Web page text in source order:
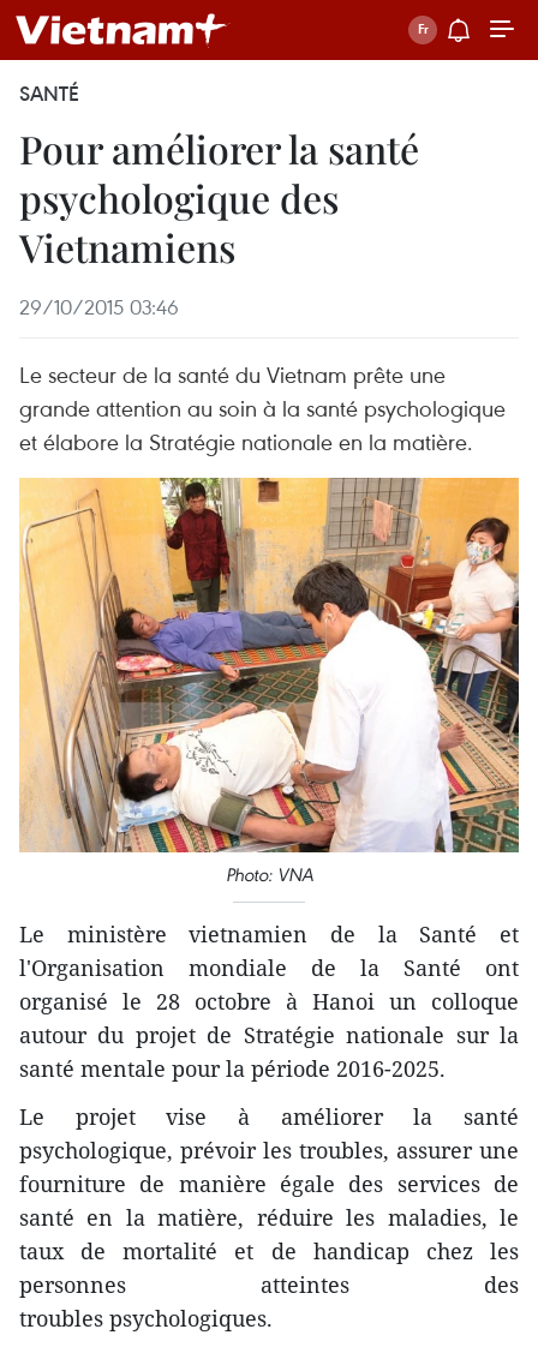
SANTÉ
Pour améliorer la santé
psychologique des
Vietnamiens
29/10/2015 03:46
Le secteur de la santé du Vietnam prête une
grande attention au soin à la santé psychologique
et élabore la Stratégie nationale en la matière.
Photo: VNA
Le ministère vietnamien de la Santé et
l'Organisation mondiale de la Santé ont
organisé le 28 octobre à Hanoi un ​colloque
autour du projet de Stratégie nationale sur la
santé mentale pour la période 2016-2025.
Le projet vise à améliorer la santé
psychologique, prévoir les troubles, assurer une
fourniture de manière égale des services de
santé en la matière, réduire les maladies, le
taux de mortalité et de handicap chez les
personnes atteintes des
troubles psychologiques.